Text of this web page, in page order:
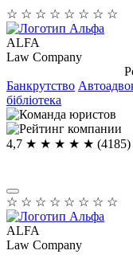
☆ ☆ ☆ ☆ ☆ ☆ ☆ ☆
ALFA
Law Company
Банкрутство
бібліотека
4,7 ★ ★ ★ ★ ★ (4185)
☆ ☆ ☆ ☆ ☆ ☆ ☆ ☆
ALFA
Law Company